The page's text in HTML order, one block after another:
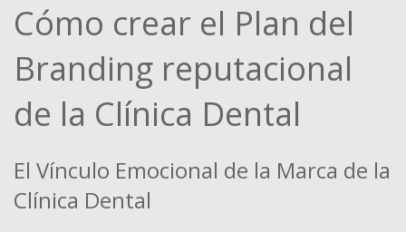
Cómo crear el Plan del
Branding reputacional
de la Clínica Dental
El Vínculo Emocional de la Marca de la
Clínica Dental